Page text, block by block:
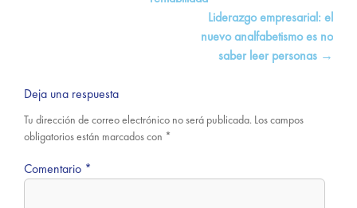
Liderazgo empresarial: el
nuevo analfabetismo es no
saber leer personas →
Deja una respuesta
Tu dirección de correo electrónico no será publicada. Los campos
obligatorios están marcados con *
Comentario *